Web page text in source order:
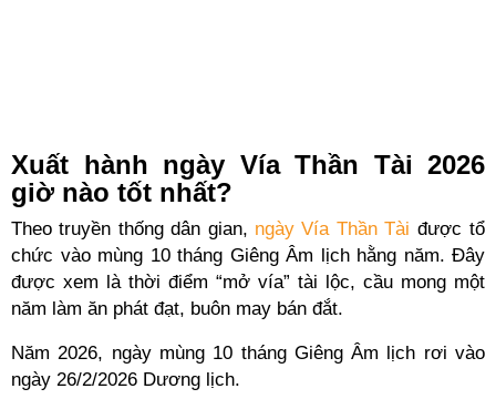
Xuất hành ngày Vía Thần Tài 2026
giờ nào tốt nhất?
Theo truyền thống dân gian, ngày Vía Thần Tài được tổ
chức vào mùng 10 tháng Giêng Âm lịch hằng năm. Đây
được xem là thời điểm “mở vía” tài lộc, cầu mong một
năm làm ăn phát đạt, buôn may bán đắt.
Năm 2026, ngày mùng 10 tháng Giêng Âm lịch rơi vào
ngày 26/2/2026 Dương lịch.